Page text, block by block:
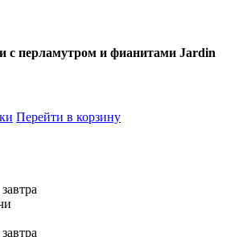
с перламутром и фианитами Jardin
Перейти в корзину